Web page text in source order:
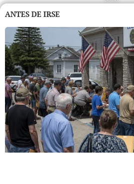
ANTES DE IRSE